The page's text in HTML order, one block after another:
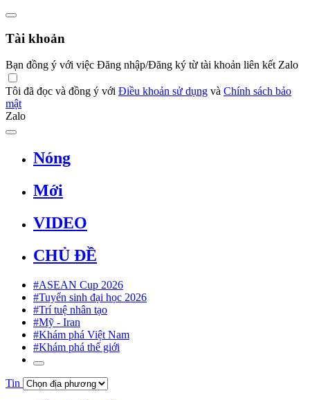
Tài khoản
Bạn đồng ý với việc Đăng nhập/Đăng ký từ tài khoản liên kết Zalo
Tôi đã đọc và đồng ý với Điều khoản sử dụng và Chính sách bảo
mật
Zalo
Nóng
Mới
VIDEO
CHỦ ĐỀ
#ASEAN Cup 2026
#Tuyển sinh đại học 2026
#Trí tuệ nhân tạo
#Mỹ - Iran
#Khám phá Việt Nam
#Khám phá thế giới
Tin